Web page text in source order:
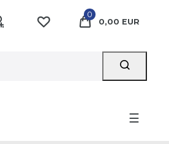
0
0,00 EUR
☰